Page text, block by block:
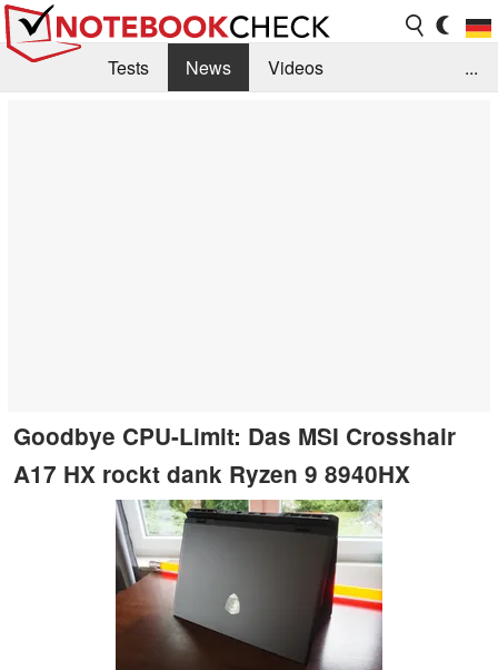
Tests News
Videos
...
Goodbye CPU-Limit: Das MSI Crosshair
A17 HX rockt dank Ryzen 9 8940HX